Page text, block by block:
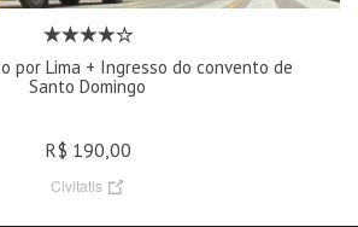
por Lima + Ingresso do convento de
Santo Domingo
R$ 190,00
Civitatis